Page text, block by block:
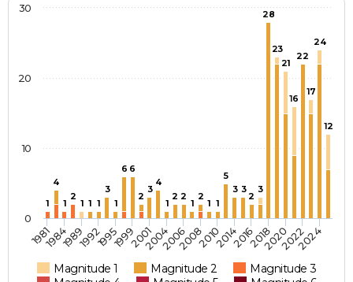
1
4
1
2
1 1 1
3
1
6 6
2
3
4
1
2 2
1
2
1 1
5
3 3
2
3
28
23
21
16
22
17
24
12
Magnitude 1 Magnitude 2
Magnitude 3
19811984198919921995199920012004200620082010201420162018202020222024
0
10
20
30